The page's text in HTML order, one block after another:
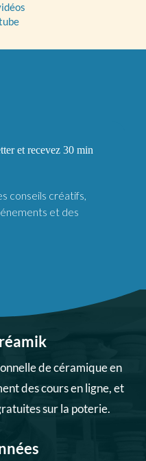
de céramique en
des cours en ligne, et
sur la poterie.